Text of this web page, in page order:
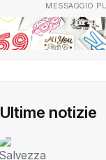
MESSAGGIO
Ultime notizie